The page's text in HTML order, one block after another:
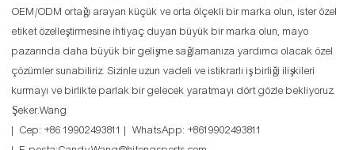
OEM/ODM ortağı arayan küçük ve orta ölçekli bir marka olun, ister özel
etiket özelleştirmesine ihtiyaç duyan büyük bir marka olun, mayo
pazarında daha büyük bir gelişme sağlamanıza yardımcı olacak özel
çözümler sunabiliriz. Sizinle uzun vadeli ve istikrarlı iş birliği ilişkileri
kurmayı ve birlikte parlak bir gelecek yaratmayı dört gözle bekliyoruz.
Şeker.Wang
| Cep: +86 19902493811 | WhatsApp: +8619902493811